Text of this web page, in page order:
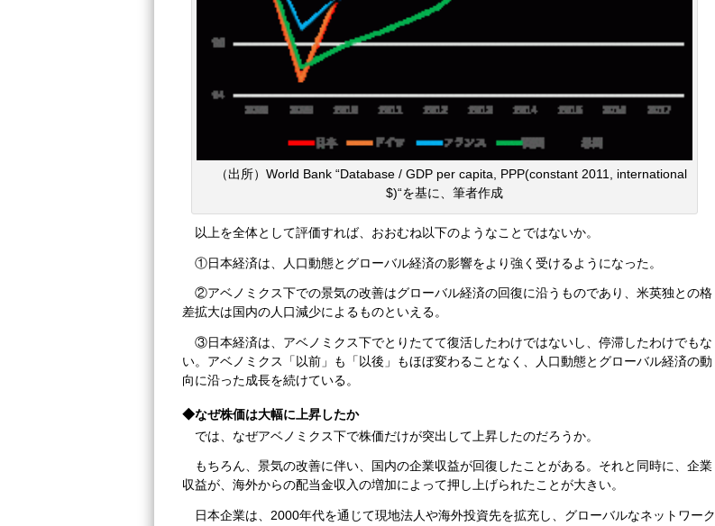
（出所）World Bank “Database / GDP per capita, PPP(constant 2011, international
$)“を基に、筆者作成
以上を全体として評価すれば、おおむね以下のようなことではないか。
①日本経済は、人口動態とグローバル経済の影響をより強く受けるようになった。
②アベノミクス下での景気の改善はグローバル経済の回復に沿うものであり、米英独との格
差拡大は国内の人口減少によるものといえる。
③日本経済は、アベノミクス下でとりたてて復活したわけではないし、停滞したわけでもな
い。アベノミクス「以前」も「以後」もほぼ変わることなく、人口動態とグローバル経済の動
向に沿った成長を続けている。
◆なぜ株価は大幅に上昇したか
では、なぜアベノミクス下で株価だけが突出して上昇したのだろうか。
もちろん、景気の改善に伴い、国内の企業収益が回復したことがある。それと同時に、企業
収益が、海外からの配当金収入の増加によって押し上げられたことが大きい。
日本企業は、2000年代を通じて現地法人や海外投資先を拡充し、グローバルなネットワーク